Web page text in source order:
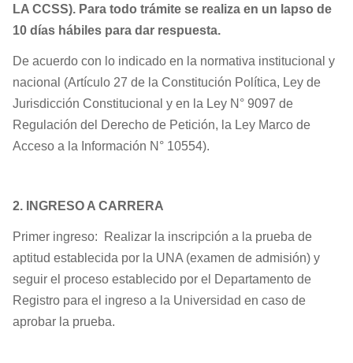
LA CCSS). Para todo trámite se realiza en un lapso de
10 días hábiles para dar respuesta.
De acuerdo con lo indicado en la normativa institucional y
nacional (Artículo 27 de la Constitución Política, Ley de
Jurisdicción Constitucional y en la Ley N° 9097 de
Regulación del Derecho de Petición, la Ley Marco de
Acceso a la Información N° 10554).
2. INGRESO A CARRERA
Primer ingreso: Realizar la inscripción a la prueba de
aptitud establecida por la UNA (examen de admisión) y
seguir el proceso establecido por el Departamento de
Registro para el ingreso a la Universidad en caso de
aprobar la prueba.